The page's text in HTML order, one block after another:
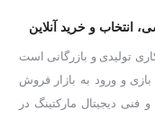
انتخاب و خرید آنلاین
تولیدی و بازرگانی است
با تولید اسباب بازی و ورود به بازار فروش
دیجیتال مارکتینگ در